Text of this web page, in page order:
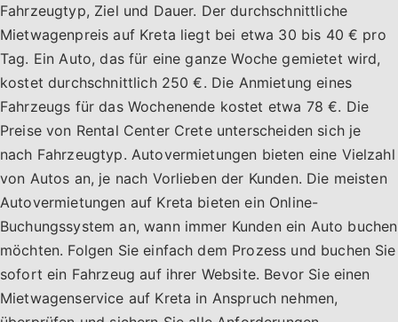
Fahrzeugtyp, Ziel und Dauer. Der durchschnittliche
Mietwagenpreis auf Kreta liegt bei etwa 30 bis 40 € pro
Tag. Ein Auto, das für eine ganze Woche gemietet wird,
kostet durchschnittlich 250 €. Die Anmietung eines
Fahrzeugs für das Wochenende kostet etwa 78 €. Die
Preise von Rental Center Crete unterscheiden sich je
nach Fahrzeugtyp. Autovermietungen bieten eine Vielzahl
von Autos an, je nach Vorlieben der Kunden. Die meisten
Autovermietungen auf Kreta bieten ein Online-
Buchungssystem an, wann immer Kunden ein Auto buchen
möchten. Folgen Sie einfach dem Prozess und buchen Sie
sofort ein Fahrzeug auf ihrer Website. Bevor Sie einen
Mietwagenservice auf Kreta in Anspruch nehmen,